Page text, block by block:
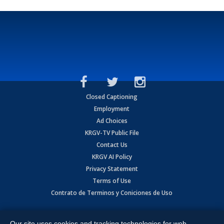
Closed Captioning
Employment
Ad Choices
KRGV-TV Public File
Contact Us
KRGV AI Policy
Privacy Statement
Terms of Use
Contrato de Terminos y Coniciones de Uso